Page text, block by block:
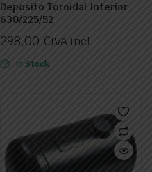
Deposito Toroidal Interior
630/225/52
298,00 €IVA Incl.
In Stock